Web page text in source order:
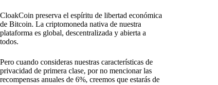
CloakCoin preserva el espíritu de libertad económica
de Bitcoin. La criptomoneda nativa de nuestra
plataforma es global, descentralizada y abierta a
todos.
Pero cuando consideras nuestras características de
privacidad de primera clase, por no mencionar las
recompensas anuales de 6%, creemos que estarás de